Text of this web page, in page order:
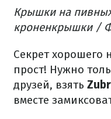
Крышки на
кроненкрышки /
Секрет хорошего
прост! Нужно
друзей, взять
вместе